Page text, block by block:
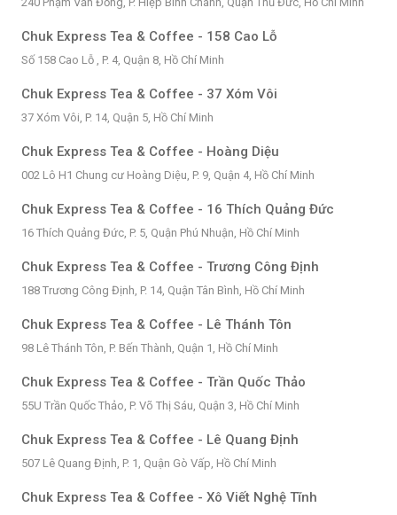
Chuk Express Tea & Coffee - 158 Cao Lỗ
Số 158 Cao Lỗ , P. 4, Quận 8, Hồ Chí Minh
Chuk Express Tea & Coffee - 37 Xóm Vôi
37 Xóm Vôi, P. 14, Quận 5, Hồ Chí Minh
Chuk Express Tea & Coffee - Hoàng Diệu
002 Lô H1 Chung cư Hoàng Diệu, P. 9, Quận 4, Hồ Chí Minh
Chuk Express Tea & Coffee - 16 Thích Quảng Đức
16 Thích Quảng Đức, P. 5, Quận Phú Nhuận, Hồ Chí Minh
Chuk Express Tea & Coffee - Trương Công Định
188 Trương Công Định, P. 14, Quận Tân Bình, Hồ Chí Minh
Chuk Express Tea & Coffee - Lê Thánh Tôn
98 Lê Thánh Tôn, P. Bến Thành, Quận 1, Hồ Chí Minh
Chuk Express Tea & Coffee - Trần Quốc Thảo
55U Trần Quốc Thảo, P. Võ Thị Sáu, Quận 3, Hồ Chí Minh
Chuk Express Tea & Coffee - Lê Quang Định
507 Lê Quang Định, P. 1, Quận Gò Vấp, Hồ Chí Minh
Chuk Express Tea & Coffee - Xô Viết Nghệ Tĩnh